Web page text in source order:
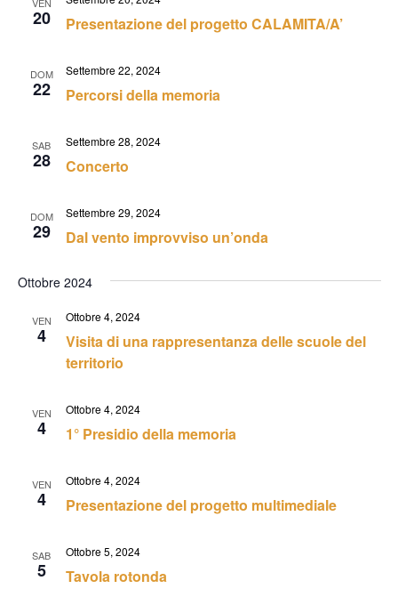
20 Presentazione del progetto CALAMITA/A’
DOM
22 Percorsi della memoria
Settembre 22, 2024
SAB
28 Concerto
Settembre 28, 2024
DOM
29 Dal vento improvviso un’onda
Settembre 29, 2024
Ottobre 2024
VEN
4
Visita di una rappresentanza delle scuole del
territorio
Ottobre 4, 2024
VEN
4 1° Presidio della memoria
Ottobre 4, 2024
VEN
4 Presentazione del progetto multimediale
Ottobre 4, 2024
SAB
5 Tavola rotonda
Ottobre 5, 2024